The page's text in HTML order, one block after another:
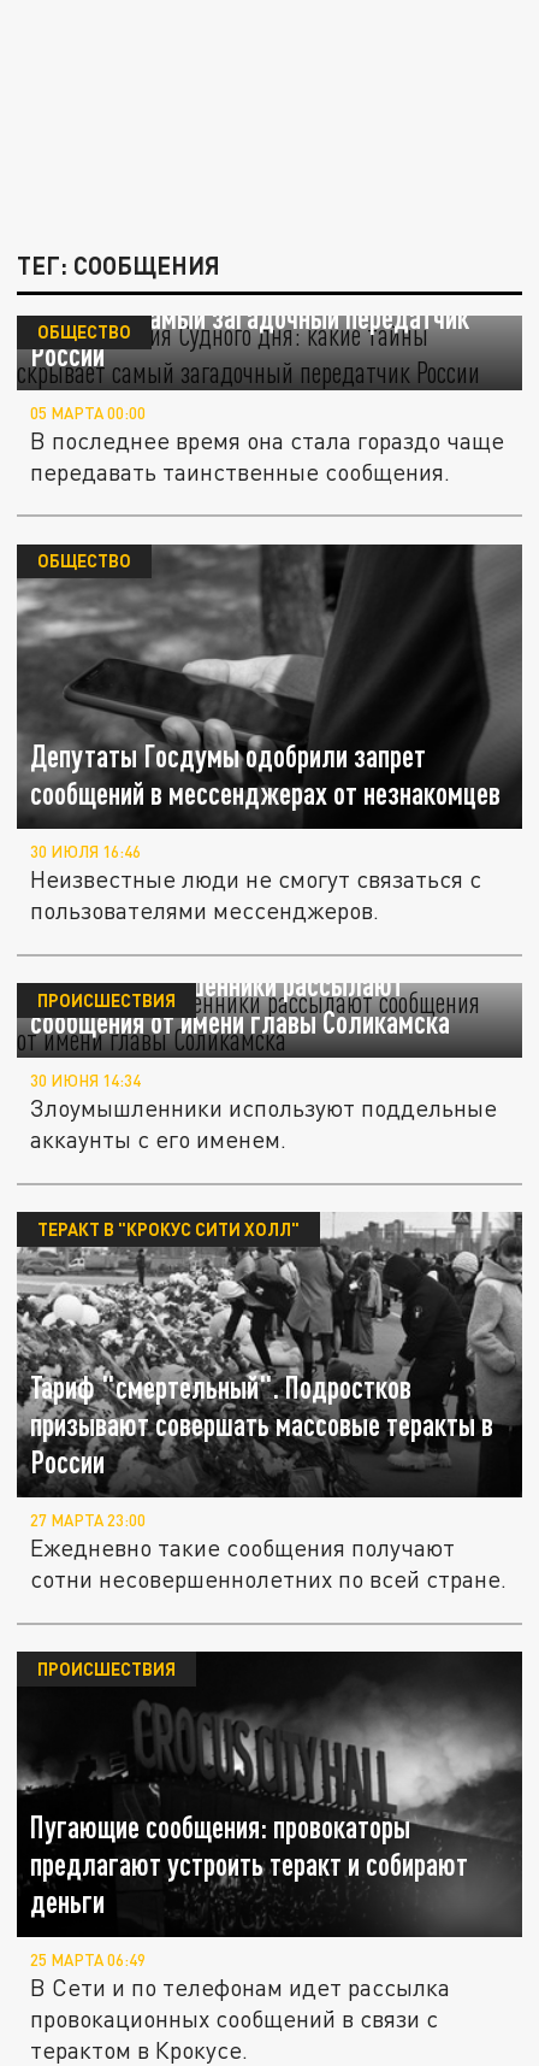
ТЕГ: СООБЩЕНИЯ
Радиостанция Судного дня: какие тайны
скрывает самый загадочный передатчик
России
ОБЩЕСТВО
05 МАРТА 00:00
В последнее время она стала гораздо чаще
передавать таинственные сообщения.
Депутаты Госдумы одобрили запрет
сообщений в мессенджерах от незнакомцев
ОБЩЕСТВО
30 ИЮЛЯ 16:46
Неизвестные люди не смогут связаться с
пользователями мессенджеров.
В Прикамье мошенники рассылают
сообщения от имени главы Соликамска
ПРОИСШЕСТВИЯ
30 ИЮНЯ 14:34
Злоумышленники используют поддельные
аккаунты с его именем.
Тариф "смертельный". Подростков
призывают совершать массовые теракты в
России
ТЕРАКТ В "КРОКУС СИТИ ХОЛЛ"
27 МАРТА 23:00
Ежедневно такие сообщения получают
сотни несовершеннолетних по всей стране.
Пугающие сообщения: провокаторы
предлагают устроить теракт и собирают
деньги
ПРОИСШЕСТВИЯ
25 МАРТА 06:49
В Сети и по телефонам идет рассылка
провокационных сообщений в связи с
терактом в Крокусе.